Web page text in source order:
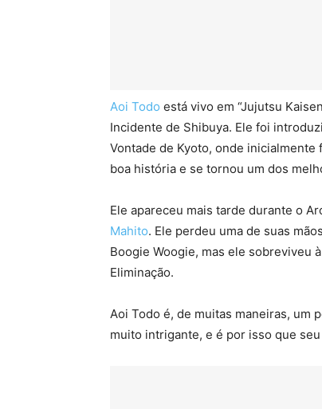
Aoi Todo está vivo em “Jujutsu
Incidente de Shibuya. Ele foi
Vontade de Kyoto, onde
boa história e se tornou um dos
Ele apareceu mais tarde durante o
Mahito. Ele perdeu uma de suas
Boogie Woogie, mas ele sobreviveu
Eliminação.
Aoi Todo é, de muitas maneiras, um
muito intrigante, e é por isso que